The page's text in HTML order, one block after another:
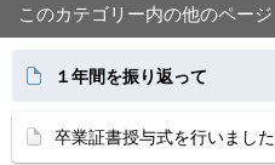
このカテゴリー内の他のページ
１年間を振り返って
卒業証書授与式を行いました